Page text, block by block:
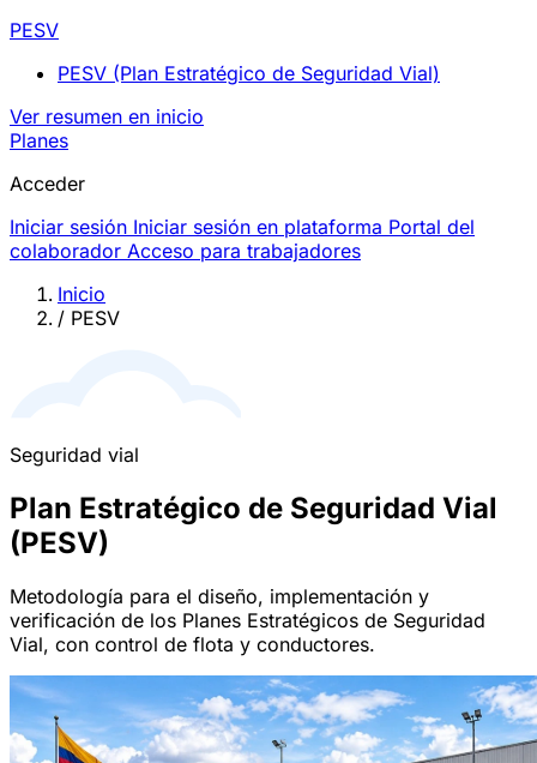
PESV
PESV (Plan Estratégico de Seguridad Vial)
Ver resumen en inicio
Planes
Acceder
Iniciar sesión Iniciar sesión en plataforma Portal del
colaborador Acceso para trabajadores
Inicio
/ PESV
Seguridad vial
Plan Estratégico de Seguridad Vial
(PESV)
Metodología para el diseño, implementación y
verificación de los Planes Estratégicos de Seguridad
Vial, con control de flota y conductores.